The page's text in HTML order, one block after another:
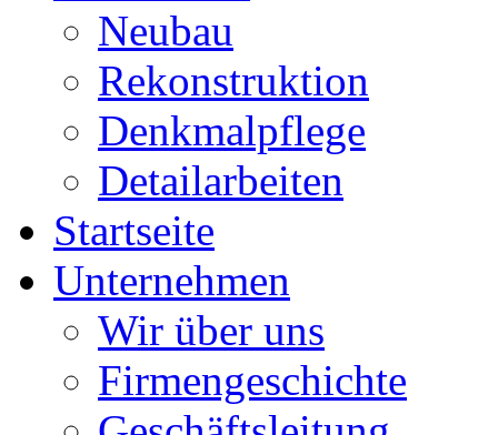
Neubau
Rekonstruktion
Denkmalpflege
Detailarbeiten
Startseite
Unternehmen
Wir über uns
Firmengeschichte